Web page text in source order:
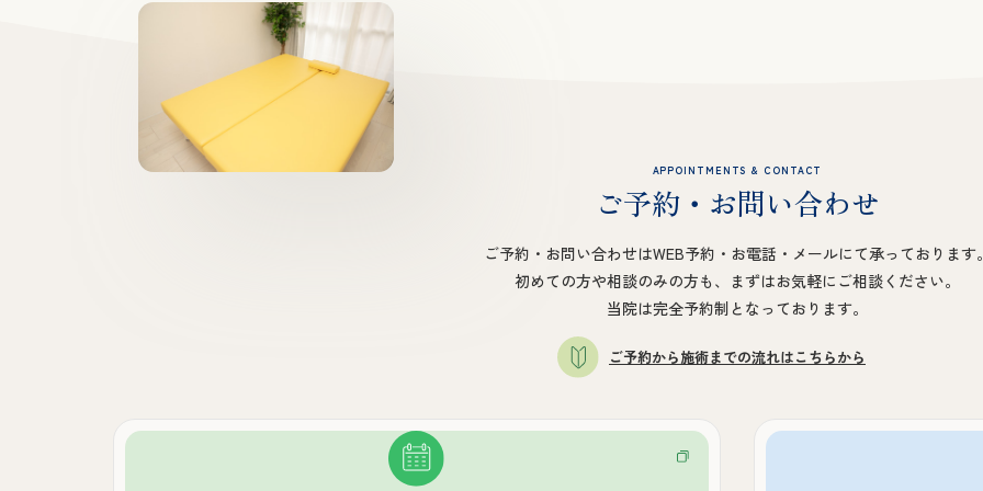
APPOINTMENTS & CONTACT
ご予約・お問い合わせ
ご予約・お問い合わせはWEB予約・お電話・メールにて承っております
初めての方や相談のみの方も、まずはお気軽にご相談ください。
当院は完全予約制となっております。
ご予約から施術までの流れはこちらから